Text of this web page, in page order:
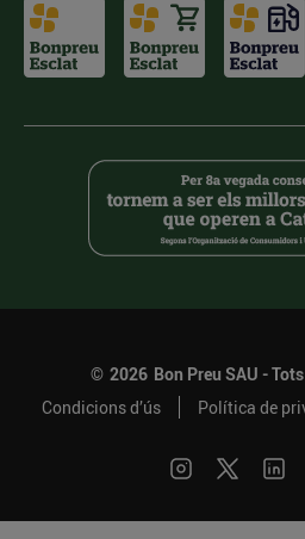
© 2026 Bon Preu SAU -
Condicions d’ús
Política de